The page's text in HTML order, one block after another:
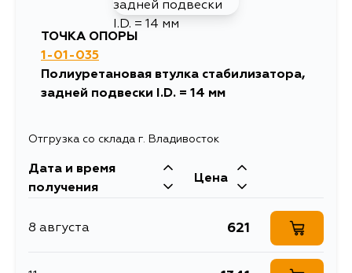
526
11 августа
ТОЧКА ОПОРЫ
1-01-035
Полиуретановая втулка стабилизатора,
задней подвески I.D. = 14 мм
Отгрузка со склада г. Владивосток
Дата и время
получения
Цена
8 августа 621